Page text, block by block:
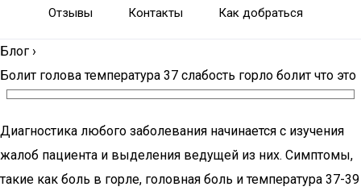
Отзывы Контакты Как добраться
Блог ›
Болит голова температура 37 слабость горло болит что это
Диагностика любого заболевания начинается с изучения
жалоб пациента и выделения ведущей из них. Симптомы,
такие как боль в горле, головная боль и температура 37-39